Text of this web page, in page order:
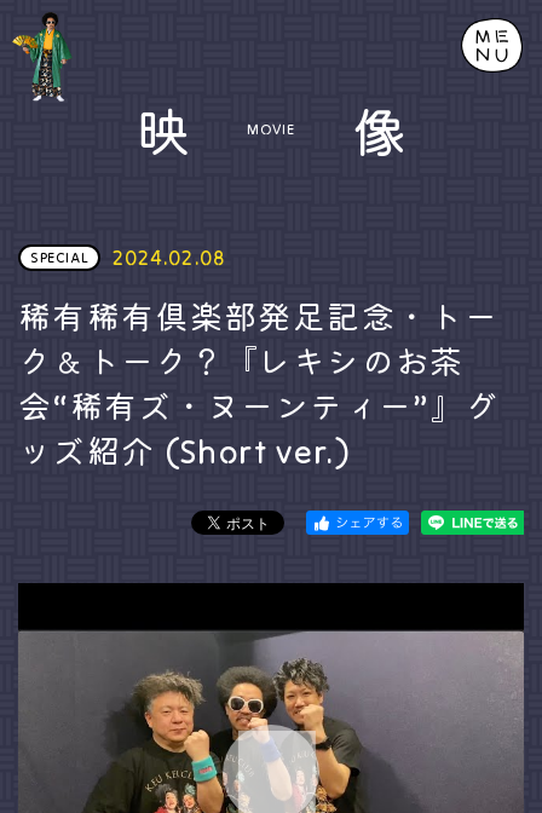
MOVIE
映 像
SPECIAL 2024.02.08
稀有稀有倶楽部発足記念・トー
ク＆トーク？『レキシのお茶
会“稀有ズ・ヌーンティー”』グ
ッズ紹介 (Short ver.)